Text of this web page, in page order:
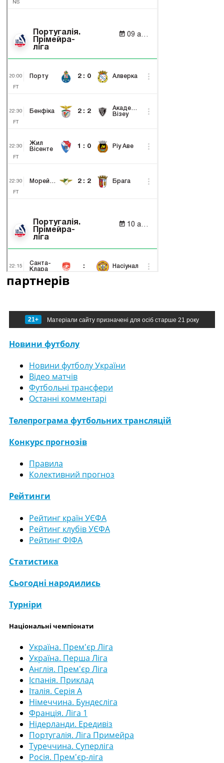
партнерів
21+ Матеріали сайту призначені для осіб старше 21 року
Новини футболу
Новини футболу України
Відео матчів
Футбольні трансфери
Останні комментарі
Телепрограма футбольних трансляцій
Конкурс прогнозів
Правила
Колективний прогноз
Рейтинги
Рейтинг країн УЄФА
Рейтинг клубів УЄФА
Рейтинг ФІФА
Статистика
Сьогодні народились
Турніри
Національні чемпіонати
Україна. Прем'єр Ліга
Україна. Перша Ліга
Англія. Прем'єр Ліга
Іспанія. Приклад
Італія. Серія А
Німеччина. Бундесліга
Франція. Ліга 1
Нідерланди. Ередивіз
Португалія. Ліга Примейра
Туреччина. Суперліга
Росія. Прем'єр-ліга